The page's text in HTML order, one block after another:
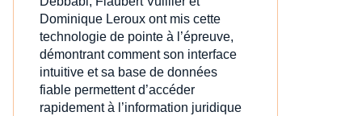
Dominique Leroux ont mis cette
technologie de pointe à l’épreuve,
démontrant comment son interface
intuitive et sa base de données
fiable permettent d’accéder
rapidement à l’information juridique